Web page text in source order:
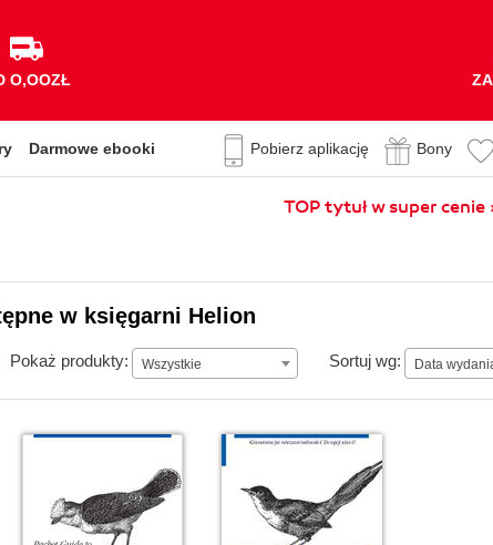
O,OOZŁ
Darmowe ebooki Pobierz aplikację Bony
TOP tytuł w super
w księgarni Helion
Pokaż produkty: Wszystkie Sortuj wg: Data
Data